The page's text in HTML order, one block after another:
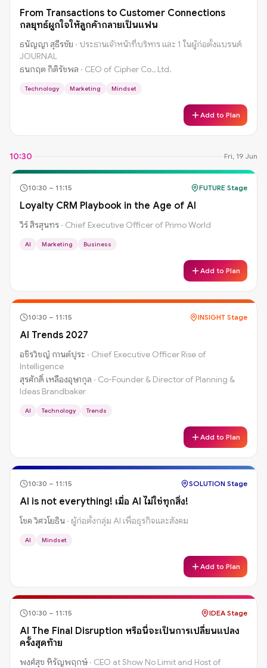
From Transactions to Customer Connections
กลยุทธ์ผูกใจให้ลูกค้ากลายเป็นแฟน
ธนัญญา สุธีรชัย · ประธานเจ้าหน้าที่บริหาร และ 1 ในผู้ก่อตั้งแบรนด์
JOURNAL
ธนกฤต กิติรัชพล · CEO of Cipher Co., Ltd.
Technology Marketing Mindset
Add to Plan
10:30 Fri, 19 Jun
10:30 – 11:15 FUTURE Stage
Loyalty CRM Playbook in the Age of AI
วีร์ สิรสุนทร · Chief Executive Officer of Primo World
AI Marketing Business
Add to Plan
10:30 – 11:15 INSIGHT Stage
AI Trends 2027
อชิรวิชญ์ กานต์ปุระ · Chief Executive Officer Rise of
Intelligence
สุรศักดิ์ เหลืองอุษากุล · Co-Founder & Director of Planning &
Ideas Brandbaker
AI Technology Trends
Add to Plan
10:30 – 11:15 SOLUTION Stage
AI is not everything! เมื่อ AI ไม่ใช่ทุกสิ่ง!
โชค วิศวโยธิน · ผู้ก่อตั้งกลุ่ม AI เพื่อธุรกิจและสังคม
AI Mindset
Add to Plan
10:30 – 11:15 IDEA Stage
AI The Final Disruption หรือนี่จะเป็นการเปลี่ยนแปลง
ครั้งสุดท้าย
พงศ์สุข หิรัญพฤกษ์· CEO at Show No Limit and Host of